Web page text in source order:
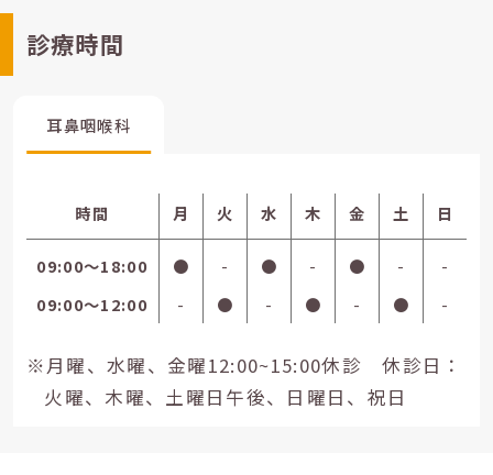
診療時間
耳鼻咽喉科
時間 月 火 水 木 金 土 日
09:00〜18:00 ● - ● - ● -
-
09:00〜12:00
- ● - ● - ● -
※月曜、水曜、金曜12:00~15:00休診 休診日：
火曜、木曜、土曜日午後、日曜日、祝日